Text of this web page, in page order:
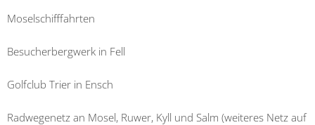
Moselschifffahrten
Besucherbergwerk in Fell
Golfclub Trier in Ensch
Radwegenetz an Mosel, Ruwer, Kyll und Salm (weiteres Netz auf